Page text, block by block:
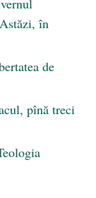
în
de
pînă treci